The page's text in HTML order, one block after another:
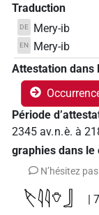
Traduction
DE Mery-ib
EN
Mery-ib
Attestation dans
Période
2345 av. n. è. à
graphies dans le
N’hésitez
𓌸𓇋𓇋𓄣𓃀 |